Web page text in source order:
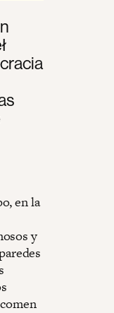
en la
y